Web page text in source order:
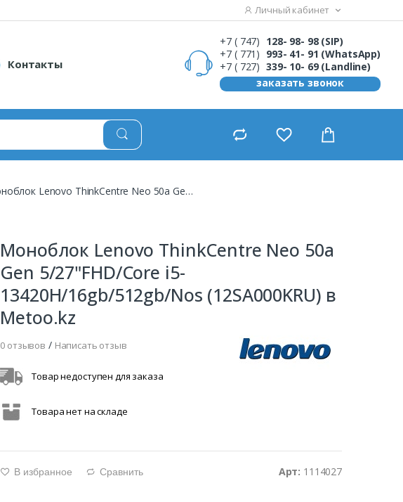
Личный кабинет
Контакты
+7 ( 747) 128- 98- 98 (SIP)
+7 ( 771) 993- 41- 91 (WhatsApp)
+7 ( 727) 339- 10- 69 (Landline)
заказать звонок
Моноблок Lenovo ThinkCentre Neo 50a Gen 5/27"FHD/Core i5-13420H/16gb/512gb/Nos (12SA000KRU)
Моноблок Lenovo ThinkCentre Neo 50a
Gen 5/27"FHD/Core i5-
13420H/16gb/512gb/Nos (12SA000KRU) в
Metoo.kz
0 отзывов / Написать отзыв
Товар недоступен для заказа
Товара нет на складе
Арт: 1114027
g В избранное d Сравнить